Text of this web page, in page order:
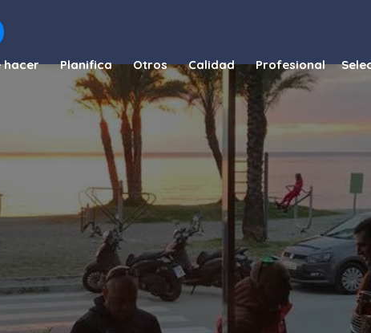
hacer Planifica Otros Calidad Profesional